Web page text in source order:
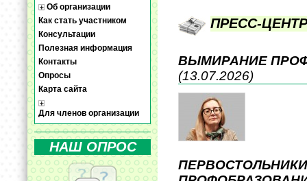
Об организации
Как стать участником
Консультации
Полезная информация
Контакты
Опросы
Карта сайта
Для членов организации
НАШ ОПРОС
ПРЕСС-ЦЕНТР
ВЫМИРАНИЕ
(13.07.2026)